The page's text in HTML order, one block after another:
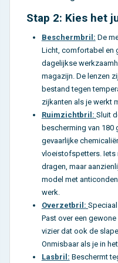
Stap 2: Kies het
Beschermbril: De
Licht, comfortabel en
dagelijkse
magazijn. De lenzen
bestand tegen
zijkanten als je werkt
Ruimzichtbril: Sluit
bescherming van 180
gevaarlijke
vloeistofspetters. Iets
dragen, maar
model met
werk.
Overzetbril:
Past over een
vizier dat ook de
Onmisbaar als je in
Lasbril: Beschermt